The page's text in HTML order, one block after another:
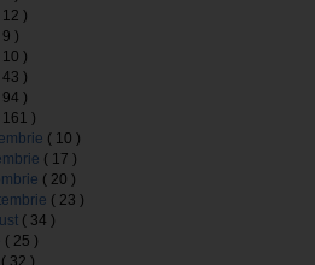
12 )
9 )
10 )
43 )
94 )
161 )
( 10 )
( 17 )
( 20 )
( 23 )
( 34 )
( 25 )
( 32 )